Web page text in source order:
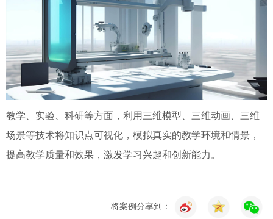
教学、实验、科研等方面，利用三维模型、三维动画、三维
场景等技术将知识点可视化，模拟真实的教学环境和情景，
提高教学质量和效果，激发学习兴趣和创新能力。
将案例分享到：